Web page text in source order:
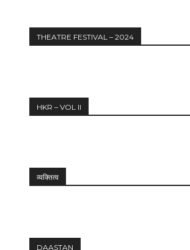
THEATRE FESTIVAL – 2024
HKR – VOL II
व्यक्तित्व
DAASTAN